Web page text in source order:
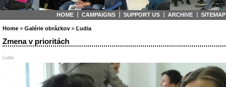
HOME CAMPAIGNS SUPPORT US ARCHIVE SITEMAP
Home» Galérie obrázkov» Ľudia
Zmena v prioritách
Ľudia